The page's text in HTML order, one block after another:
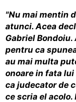
"Nu mai mentin
atunci. Acea
Gabriel
pentru ca
au mai multa
onoare in fata
ca judecator de
ce scria el